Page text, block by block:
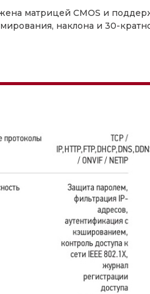
матрицей CMOS и
наклона и 30-